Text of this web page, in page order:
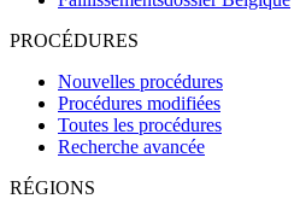
PROCÉDURES
Nouvelles procédures
Procédures modifiées
Toutes les procédures
Recherche avancée
RÉGIONS